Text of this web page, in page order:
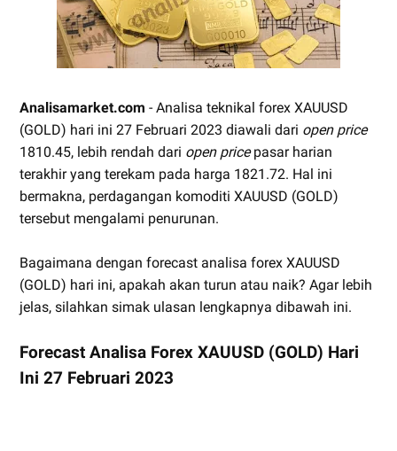
Analisamarket.com - Analisa teknikal forex XAUUSD
(GOLD) hari ini 27 Februari 2023 diawali dari open price
1810.45, lebih rendah dari open pricepasar harian
terakhir yang terekam pada harga 1821.72. Hal ini
bermakna, perdagangan komoditi XAUUSD (GOLD)
tersebut mengalami penurunan.
Bagaimana dengan forecast analisa forex XAUUSD
(GOLD) hari ini, apakah akan turun atau naik? Agar lebih
jelas, silahkan simak ulasan lengkapnya dibawah ini.
Forecast Analisa Forex XAUUSD (GOLD) Hari
Ini 27 Februari 2023